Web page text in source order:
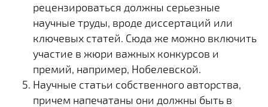
рецензироваться должны серьезные
научные труды, вроде диссертаций или
ключевых статей. Сюда же можно включить
участие в жюри важных конкурсов и
премий, например, Нобелевской.
Научные статьи собственного авторства,
причем напечатаны они должны быть в